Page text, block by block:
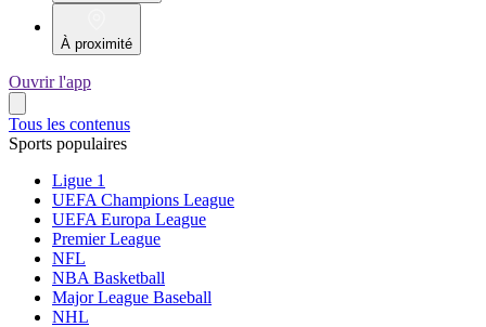
À proximité
Ouvrir l'app
Tous les contenus
Sports populaires
Ligue 1
UEFA Champions League
UEFA Europa League
Premier League
NFL
NBA Basketball
Major League Baseball
NHL